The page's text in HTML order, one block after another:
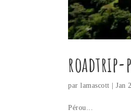
roadtrip-
parlamascott |Jan
Pérou...